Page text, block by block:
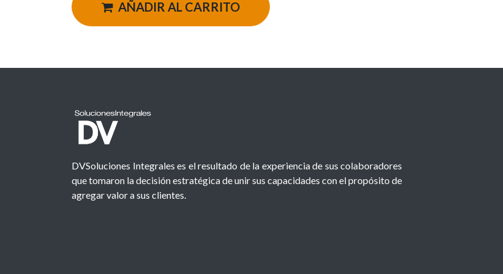
AÑADIR AL CARRITO
DVSoluciones Integrales es el resultado de la experiencia de sus colaboradores
que tomaron la decisión estratégica de unir sus capacidades con el propósito de
agregar valor a sus clientes.